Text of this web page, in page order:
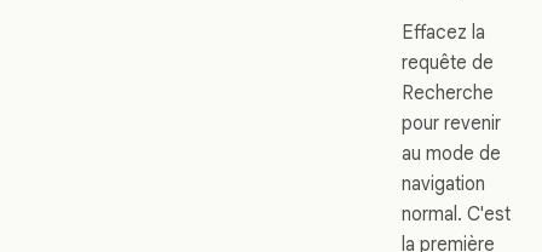
Effacez la
requête de
Recherche
pour revenir
au mode de
navigation
normal. C'est
la première